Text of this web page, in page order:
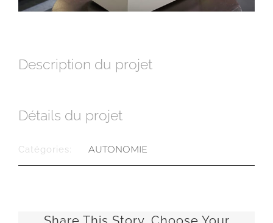
Description du projet
Détails du projet
Catégories: AUTONOMIE